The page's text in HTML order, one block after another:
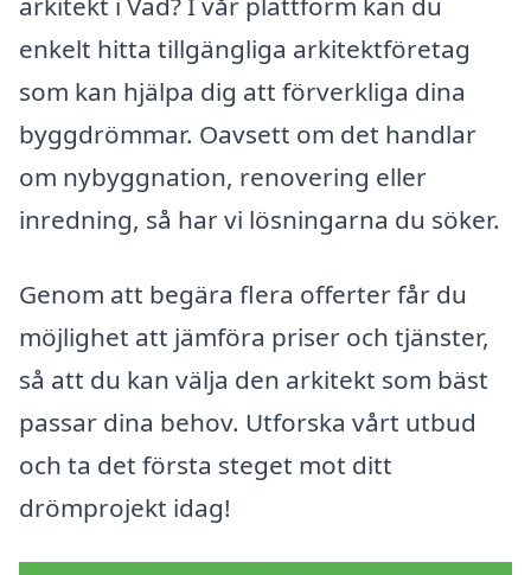
enkelt hitta tillgängliga arkitektföretag
som kan hjälpa dig att förverkliga dina
byggdrömmar. Oavsett om det handlar
om nybyggnation, renovering eller
inredning, så har vi lösningarna du söker.
Genom att begära flera offerter får du
möjlighet att jämföra priser och tjänster,
så att du kan välja den arkitekt som bäst
passar dina behov. Utforska vårt utbud
och ta det första steget mot ditt
drömprojekt idag!